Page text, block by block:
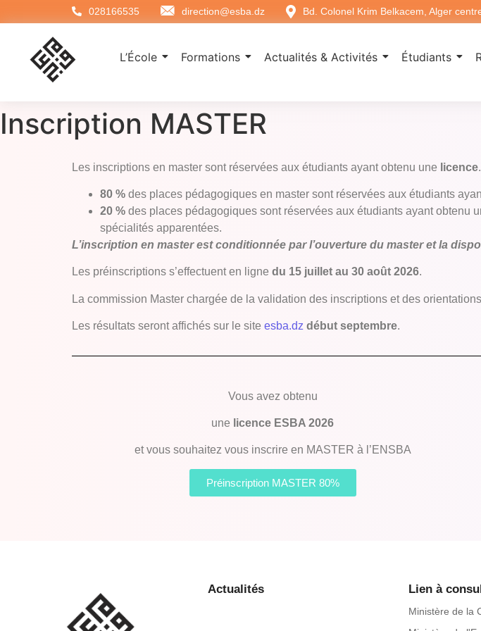
028166535 direction@esba.dz Bd. Colonel Krim Belkacem, Alger
L’École Formations Actualités & Activités Étudiants
Inscription MASTER
Les inscriptions en master sont réservées aux étudiants ayant obtenu une licence.
80 % des places pédagogiques en master sont réservées aux étudiants
20 % des places pédagogiques sont réservées aux étudiants ayant obtenu
spécialités apparentées.
L’inscription en master est conditionnée par l’ouverture du master et la
Les préinscriptions s’effectuent en ligne du 15 juillet au 30 août 2026.
La commission Master chargée de la validation des inscriptions et des
Les résultats seront affichés sur le site esba.dz début septembre.
Vous avez obtenu
une licence ESBA 2026
et vous souhaitez vous inscrire en MASTER à l’ENSBA
Préinscription MASTER 80%
Actualités Lien à
Ministère de la